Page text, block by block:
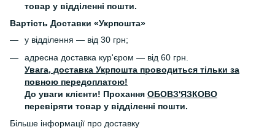
товар у відділенні пошти.
Вартість Доставки «Укрпошта»
у відділення — від 30 грн;
адресна доставка кур'єром — від 60 грн.
Увага, доставка Укрпошта проводиться тільки за
повною передоплатою!
До уваги клієнти! Прохання ОБОВЗ'ЯЗКОВО
перевіряти товар у відділенні пошти.
Більше інформації про доставку